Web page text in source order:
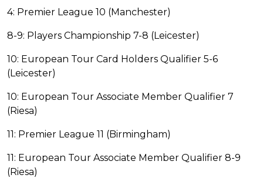
4: Premier League 10 (Manchester)
8-9: Players Championship 7-8 (Leicester)
10: European Tour Card Holders Qualifier 5-6
(Leicester)
10: European Tour Associate Member Qualifier 7
(Riesa)
11: Premier League 11 (Birmingham)
11: European Tour Associate Member Qualifier 8-9
(Riesa)